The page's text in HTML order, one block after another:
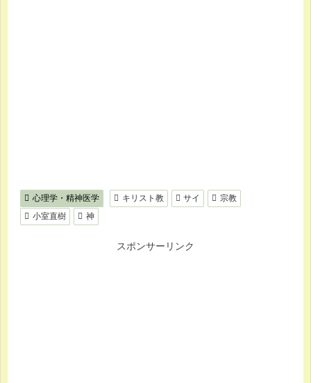
心理学・精神医学 キリスト教 サイ
宗教
小室直樹
神
スポンサーリンク